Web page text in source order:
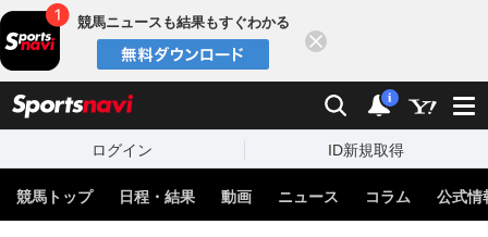
競馬ニュースも結果もすぐわかる
検索 通知
i
ログイン ID新規取得
競馬トップ 日程・結果 動画 ニュース コラム 公式情